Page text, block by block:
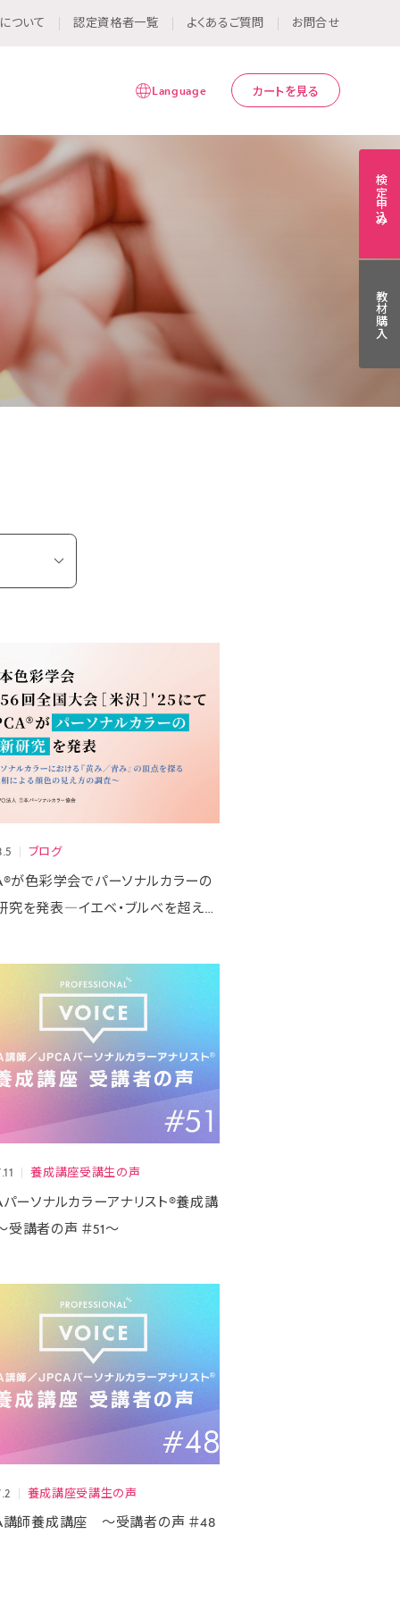
ついて 認定資格者一覧 よくあるご質問 お問合せ
カートを見る
Language
検定申込み
教材購入
ブログ
が色彩学会でパーソナルカラーの
究を発表―イエベ・ブルべを超えた
養成講座受講生の声
ーソナルカラーアナリスト®養成講
講者の声 ＃51～
養成講座受講生の声
講師養成講座 ～受講者の声 ＃48